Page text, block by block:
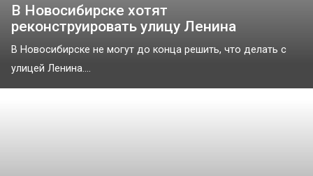
В Новосибирске хотят
реконструировать улицу Ленина
В Новосибирске не могут до конца решить, что делать с
улицей Ленина....